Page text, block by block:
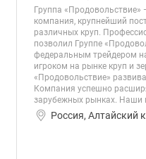
Группа
компания, крупнейший
различных круп.
позволил Группе
федеральным трейдером
игроком на рынке круп и
«Продовольствие»
Компания успешно
зарубежных рынках. Наши
Россия, Алтайский